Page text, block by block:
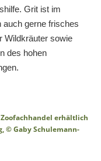
Grit ist im
auch gerne frisches
Wildkräuter sowie
des hohen